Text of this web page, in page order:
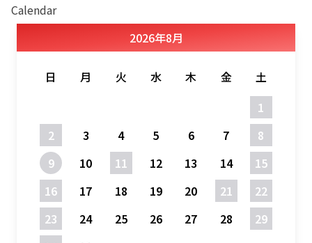
Calendar
2026年8月
日 月 火 水 木 金
土
1
2
3 4 5 6 7
8
9
10 11 12 13 14
15
16
17 18 19 20 21
22
23
24 25 26 27 28
29